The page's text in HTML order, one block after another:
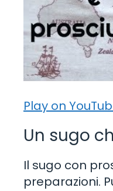
Play on
Un sugo
Il sugo con
preparazioni.